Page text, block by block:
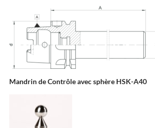
Mandrin de Contrôle avec sphère HSK-A40